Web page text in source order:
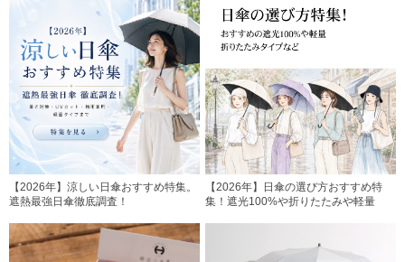
【2026年】涼しい日傘おすすめ特集。
遮熱最強日傘徹底調査！
【2026年】日傘の選び方おすすめ特
集！遮光100%や折りたたみや軽量